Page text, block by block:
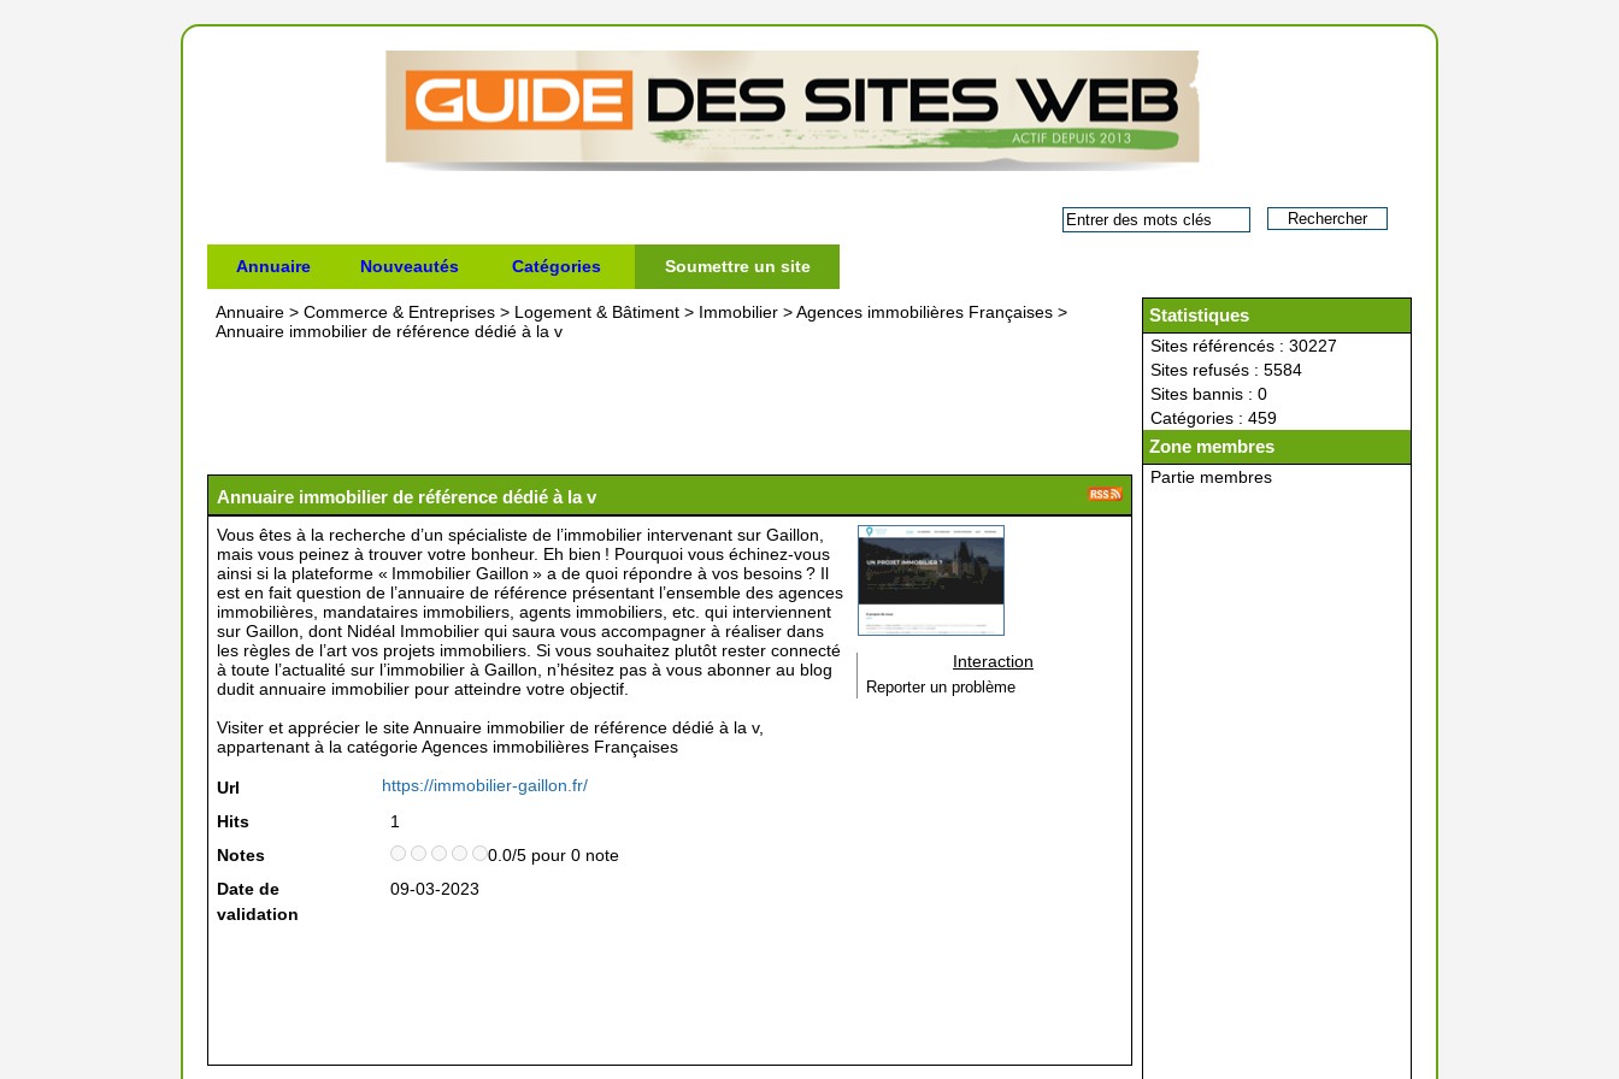
Annuaire Nouveautés Catégories Soumettre un site
Statistiques
Sites référencés : 30227
Sites refusés : 5584
Sites bannis : 0
Catégories : 459
Zone membres
Partie membres
Annuaire > Commerce & Entreprises > Logement & Bâtiment > Immobilier >Agences immobilières Françaises >
Annuaire immobilier de référence dédié à la v
Annuaire immobilier de référence dédié à la v
Vous êtes à la recherche d’un spécialiste de l’immobilier intervenant sur Gaillon,
mais vous peinez à trouver votre bonheur. Eh bien ! Pourquoi vous échinez-vous
ainsi si la plateforme « Immobilier Gaillon » a de quoi répondre à vos besoins ? Il
est en fait question de l’annuaire de référence présentant l’ensemble des agences
immobilières, mandataires immobiliers, agents immobiliers, etc. qui interviennent
sur Gaillon, dont Nidéal Immobilier qui saura vous accompagner à réaliser dans
les règles de l’art vos projets immobiliers. Si vous souhaitez plutôt rester connecté
à toute l’actualité sur l’immobilier à Gaillon, n’hésitez pas à vous abonner au blog
dudit annuaire immobilier pour atteindre votre objectif.
Visiter et apprécier le site Annuaire immobilier de référence dédié à la v,
appartenant à la catégorieAgences immobilières Françaises
Url
https://immobilier-gaillon.fr/
Hits
1
Notes
0.0/5 pour 0 note
Date de
validation
09-03-2023
Interaction
Reporter un problème